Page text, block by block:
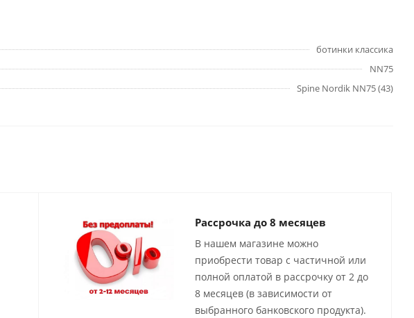
ботинки классика
NN75
Spine Nordik NN75 (43)
Рассрочка до 8 месяцев
В нашем магазине можно
приобрести товар с частичной или
полной оплатой в рассрочку от 2 до
8 месяцев (в зависимости от
выбранного банковского продукта).